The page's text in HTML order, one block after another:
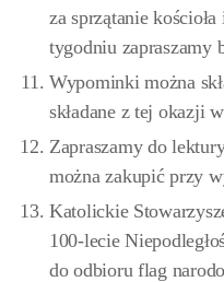
za sprzątanie
tygodniu zapraszamy
Wypominki można
składane z tej okazji
Zapraszamy do
można zakupić przy
Katolickie
100-lecie
do odbioru flag